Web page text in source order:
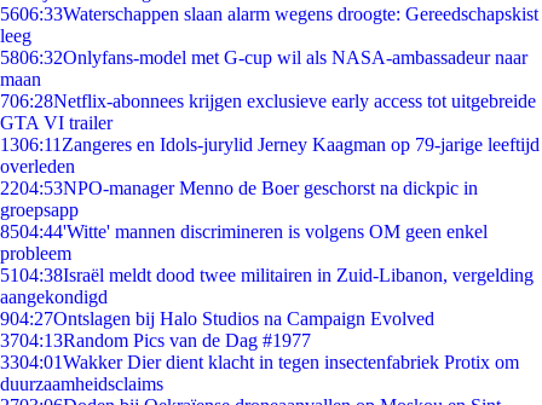
5606:33Waterschappen slaan alarm wegens droogte: Gereedschapskist
leeg
5806:32Onlyfans-model met G-cup wil als NASA-ambassadeur naar
maan
706:28Netflix-abonnees krijgen exclusieve early access tot uitgebreide
GTA VI trailer
1306:11 Zangeres en Idols-jurylid Jerney Kaagman op 79-jarige leeftijd
overleden
2204:53NPO-manager Menno de Boer geschorst na dickpic in
groepsapp
8504:44'Witte' mannen discrimineren is volgens OM geen enkel
probleem
5104:38Israël meldt dood twee militairen in Zuid-Libanon, vergelding
aangekondigd
904:27Ontslagen bij Halo Studios na Campaign Evolved
3704:13Random Pics van de Dag #1977
3304:01Wakker Dier dient klacht in tegen insectenfabriek Protix om
duurzaamheidsclaims